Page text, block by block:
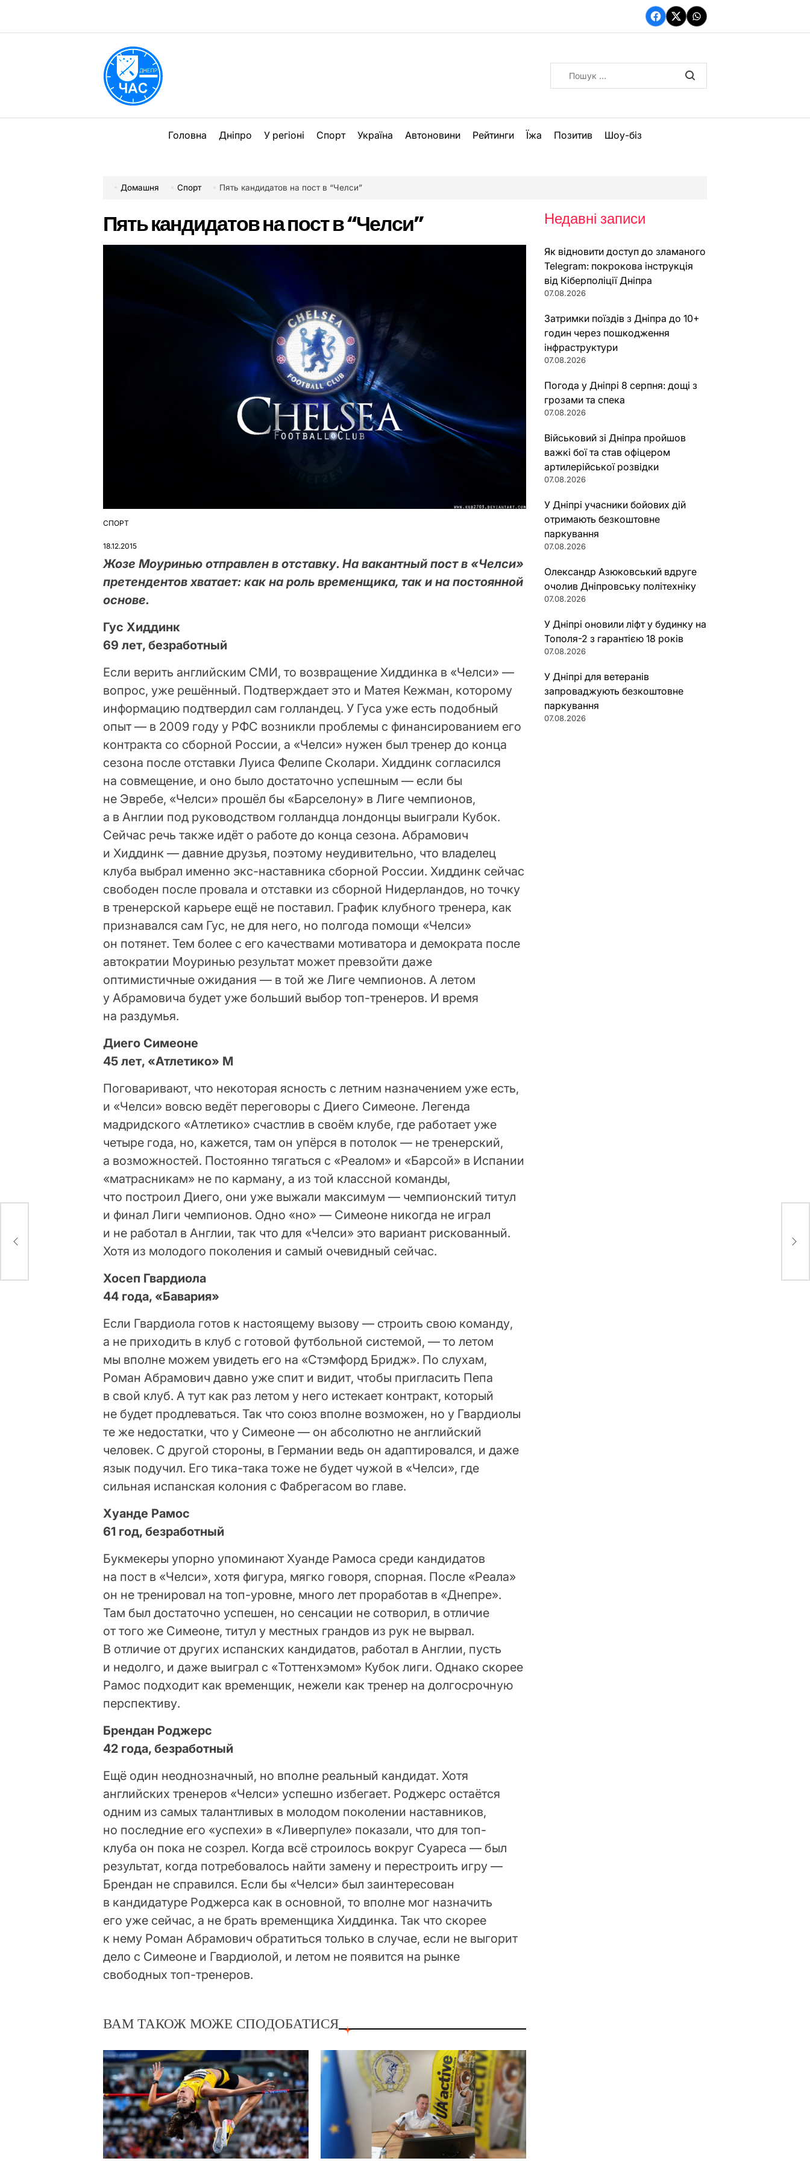
вмісту
Facebook
TwitterWhatsApp
Головна Дніпро У регіоні Спорт Україна Автоновини Рейтинги Їжа Позитив Шоу-біз
Домашня Спорт Пять кандидатов на пост в “Челси”
Пять кандидатов на пост в “Челси”
ОПУБЛІКУВАТИ
СПОРТ
18.12.2015
Жозе Моуринью отправлен в отставку. На вакантный пост в «Челси»
претендентов хватает: как на роль временщика, так и на постоянной
основе.
Гус Хиддинк
69 лет, безработный
Если верить английским СМИ, то возвращение Хиддинка в «Челси» —
вопрос, уже решённый. Подтверждает это и Матея Кежман, которому
информацию подтвердил сам голландец. У Гуса уже есть подобный
опыт — в 2009 году у РФС возникли проблемы с финансированием его
контракта со сборной России, а «Челси» нужен был тренер до конца
сезона после отставки Луиса Фелипе Сколари. Хиддинк согласился
на совмещение, и оно было достаточно успешным — если бы
не Эвребе, «Челси» прошёл бы «Барселону» в Лиге чемпионов,
а в Англии под руководством голландца лондонцы выиграли Кубок.
Сейчас речь также идёт о работе до конца сезона. Абрамович
и Хиддинк — давние друзья, поэтому неудивительно, что владелец
клуба выбрал именно экс-наставника сборной России. Хиддинк сейчас
свободен после провала и отставки из сборной Нидерландов, но точку
в тренерской карьере ещё не поставил. График клубного тренера, как
признавался сам Гус, не для него, но полгода помощи «Челси»
он потянет. Тем более с его качествами мотиватора и демократа после
автократии Моуринью результат может превзойти даже
оптимистичные ожидания — в той же Лиге чемпионов. А летом
у Абрамовича будет уже больший выбор топ-тренеров. И время
на раздумья.
Диего Симеоне
45 лет, «Атлетико» М
Поговаривают, что некоторая ясность с летним назначением уже есть,
и «Челси» вовсю ведёт переговоры с Диего Симеоне. Легенда
мадридского «Атлетико» счастлив в своём клубе, где работает уже
четыре года, но, кажется, там он упёрся в потолок — не тренерский,
а возможностей. Постоянно тягаться с «Реалом» и «Барсой» в Испании
«матрасникам» не по карману, а из той классной команды,
что построил Диего, они уже выжали максимум — чемпионский титул
и финал Лиги чемпионов. Одно «но» — Симеоне никогда не играл
и не работал в Англии, так что для «Челси» это вариант рискованный.
Хотя из молодого поколения и самый очевидный сейчас.
Хосеп Гвардиола
44 года, «Бавария»
Если Гвардиола готов к настоящему вызову — строить свою команду,
а не приходить в клуб с готовой футбольной системой, — то летом
мы вполне можем увидеть его на «Стэмфорд Бридж». По слухам,
Роман Абрамович давно уже спит и видит, чтобы пригласить Пепа
в свой клуб. А тут как раз летом у него истекает контракт, который
не будет продлеваться. Так что союз вполне возможен, но у Гвардиолы
те же недостатки, что у Симеоне — он абсолютно не английский
человек. С другой стороны, в Германии ведь он адаптировался, и даже
язык подучил. Его тика-така тоже не будет чужой в «Челси», где
сильная испанская колония с Фабрегасом во главе.
Хуанде Рамос
61 год, безработный
Букмекеры упорно упоминают Хуанде Рамоса среди кандидатов
на пост в «Челси», хотя фигура, мягко говоря, спорная. После «Реала»
он не тренировал на топ-уровне, много лет проработав в «Днепре».
Там был достаточно успешен, но сенсации не сотворил, в отличие
от того же Симеоне, титул у местных грандов из рук не вырвал.
В отличие от других испанских кандидатов, работал в Англии, пусть
и недолго, и даже выиграл с «Тоттенхэмом» Кубок лиги. Однако скорее
Рамос подходит как временщик, нежели как тренер на долгосрочную
перспективу.
Брендан Роджерс
42 года, безработный
Ещё один неоднозначный, но вполне реальный кандидат. Хотя
английских тренеров «Челси» успешно избегает. Роджерс остаётся
одним из самых талантливых в молодом поколении наставников,
но последние его «успехи» в «Ливерпуле» показали, что для топ-
клуба он пока не созрел. Когда всё строилось вокруг Суареса — был
результат, когда потребовалось найти замену и перестроить игру —
Брендан не справился. Если бы «Челси» был заинтересован
в кандидатуре Роджерса как в основной, то вполне мог назначить
его уже сейчас, а не брать временщика Хиддинка. Так что скорее
к нему Роман Абрамович обратиться только в случае, если не выгорит
дело с Симеоне и Гвардиолой, и летом не появится на рынке
свободных топ-тренеров.
ВАМ ТАКОЖ МОЖЕ СПОДОБАТИСЯ
Недавні записи
Як відновити доступ до зламаного
Telegram: покрокова інструкція
від Кіберполіції Дніпра
07.08.2026
Затримки поїздів з Дніпра до 10+
годин через пошкодження
інфраструктури
07.08.2026
Погода у Дніпрі 8 серпня: дощі з
грозами та спека
07.08.2026
Військовий зі Дніпра пройшов
важкі бої та став офіцером
артилерійської розвідки
07.08.2026
У Дніпрі учасники бойових дій
отримають безкоштовне
паркування
07.08.2026
Олександр Азюковський вдруге
очолив Дніпровську політехніку
07.08.2026
У Дніпрі оновили ліфт у будинку на
Тополя-2 з гарантією 18 років
07.08.2026
У Дніпрі для ветеранів
запроваджують безкоштовне
паркування
07.08.2026